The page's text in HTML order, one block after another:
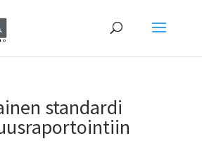
standardi